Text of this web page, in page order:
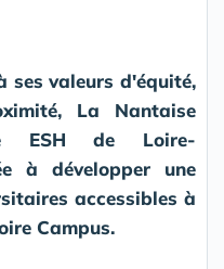
ses valeurs d'équité,
La Nantaise
ESH de Loire-
à développer une
accessibles à
Campus.